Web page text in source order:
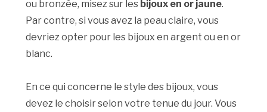
ou bronzée, misez sur les bijoux en or jaune.
Par contre, si vous avez la peau claire, vous
devriez opter pour les bijoux en argent ou en or
blanc.
En ce qui concerne le style des bijoux, vous
devez le choisir selon votre tenue du jour. Vous